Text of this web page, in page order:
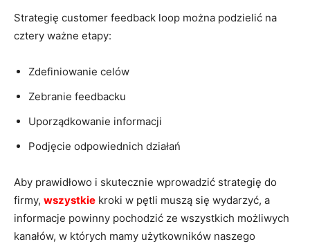
Strategię customer feedback loop można podzielić na
cztery ważne etapy:
Zdefiniowanie celów
Zebranie feedbacku
Uporządkowanie informacji
Podjęcie odpowiednich działań
Aby prawidłowo i skutecznie wprowadzić strategię do
firmy, wszystkie kroki w pętli muszą się wydarzyć, a
informacje powinny pochodzić ze wszystkich możliwych
kanałów, w których mamy użytkowników naszego